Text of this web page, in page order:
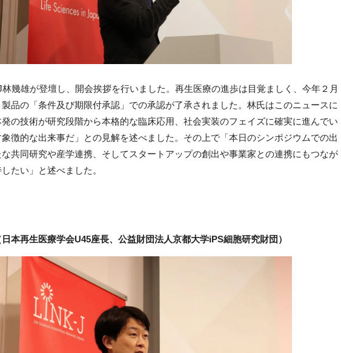
幾雄が登壇し、開会挨拶を行いました。再生医療の進歩は目覚ましく、今年２月
品の「条件及び期限付承認」での承認が了承されました。林氏はこのニュースに
の技術が研究段階から本格的な臨床応用、社会実装のフェイズに確実に進んでい
徴的な出来事だ」との見解を述べました。その上で「本日のシンポジウムでの出
共同研究や産学連携、そしてスタートアップの創出や事業家との連携にもつなが
たい」と述べました。
本再生医療学会U45座長、公益財団法人京都大学iPS細胞研究財団）